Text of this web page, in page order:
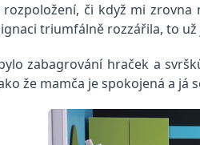
či když mi
triumfálně rozzářila, to
zabagrování hraček a
že mamča je spokojená a